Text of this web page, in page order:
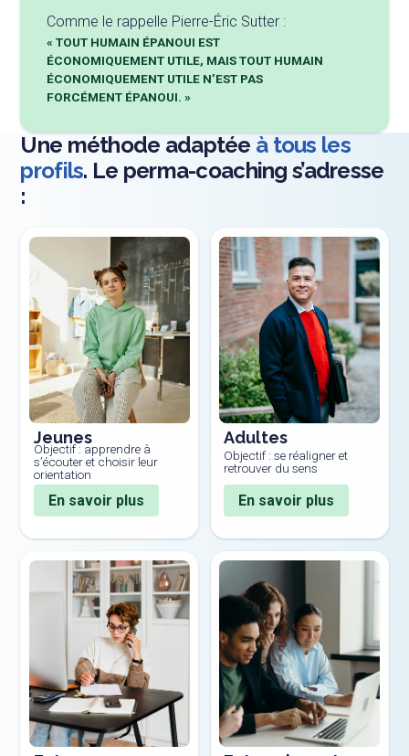
Comme le rappelle Pierre-Éric Sutter :
« TOUT HUMAIN ÉPANOUI EST
ÉCONOMIQUEMENT UTILE, MAIS TOUT HUMAIN
ÉCONOMIQUEMENT UTILE N’EST PAS
FORCÉMENT ÉPANOUI. »
Une méthode adaptée à tous les
profils. Le perma-coaching s’adresse
:
Jeunes
Objectif : apprendre à
s’écouter et choisir leur
orientation
En savoir plus
Adultes
Objectif : se réaligner et
retrouver du sens
En savoir plus